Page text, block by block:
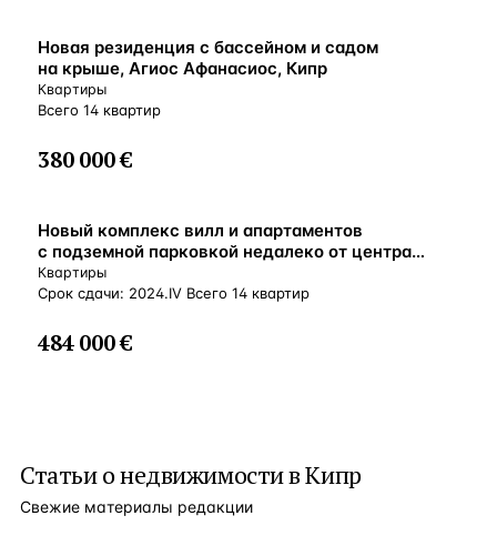
ВНЖ
Новая резиденция с бассейном и садом
на крыше, Агиос Афанасиос, Кипр
Квартиры
Всего 14 квартир
380 000 €
ВНЖ
Новый комплекс вилл и апартаментов
с подземной парковкой недалеко от центра
Лимассола, Агиос-Афанасиос, Кипр
Квартиры
Срок сдачи: 2024.IV Всего 14 квартир
484 000 €
Статьи онедвижимости в Кипр
Свежие материалы редакции